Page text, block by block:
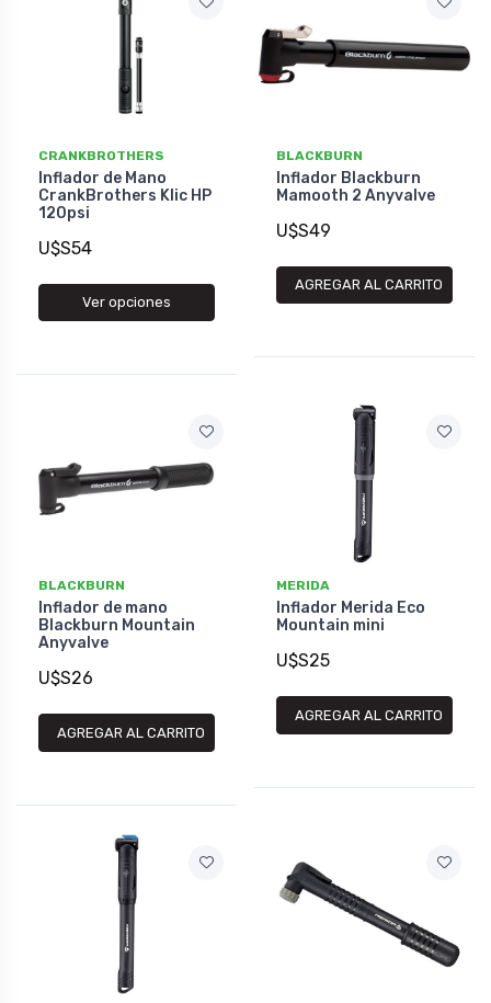
CRANKBROTHERS
Inflador de Mano
CrankBrothers Klic HP
120psi
U$S54
Ver opciones
BLACKBURN
Inflador Blackburn
Mamooth 2 Anyvalve
U$S49
AGREGAR AL CARRITO
BLACKBURN
Inflador de mano
Blackburn Mountain
Anyvalve
U$S26
AGREGAR AL CARRITO
MERIDA
Inflador Merida Eco
Mountain mini
U$S25
AGREGAR AL CARRITO